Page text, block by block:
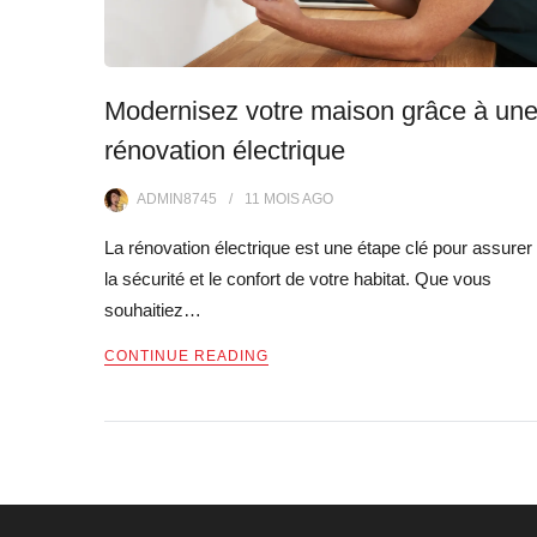
Modernisez votre maison grâce à une
rénovation électrique
ADMIN8745 11 MOISAGO
La rénovation électrique est une étape clé pour assurer
la sécurité et le confort de votre habitat. Que vous
souhaitiez…
CONTINUE READING
des